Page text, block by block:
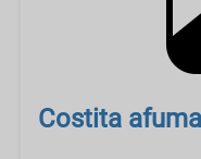
Costita